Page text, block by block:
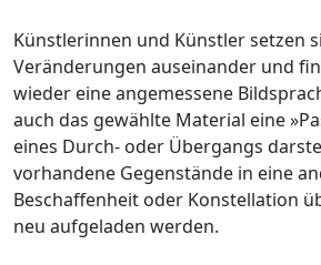
Künstlerinnen und Künstler setzen
Veränderungen auseinander und
wieder eine angemessene
auch das gewählte Material eine
eines Durch- oder Übergangs
vorhandene Gegenstände in eine
Beschaffenheit oder Konstellation
neu aufgeladen werden.